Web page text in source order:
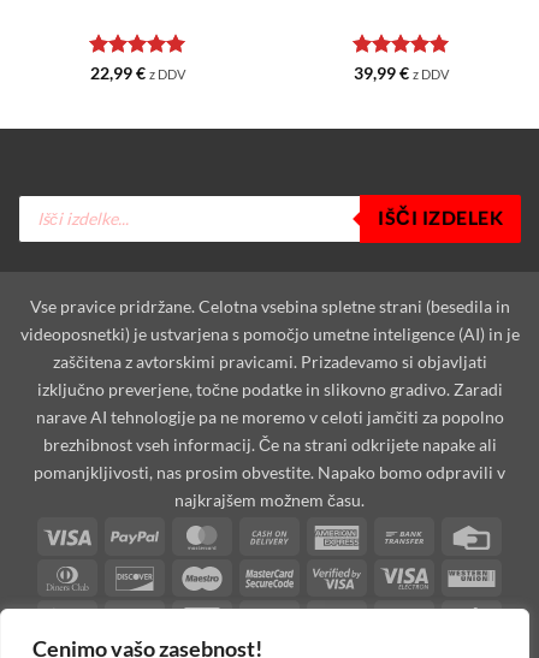
Cenimo vašo zasebnost!
Ocenjeno5
22,99€ z DDV Ocenjeno5
39,99€ z DDV
Products
search
IŠČI IZDELEK
Vse pravice pridržane. Celotna vsebina spletne strani (besedila in
videoposnetki) je ustvarjena s pomočjo umetne inteligence (AI) in je
zaščitena z avtorskimi pravicami. Prizadevamo si objavljati
izključno preverjene, točne podatke in slikovno gradivo. Zaradi
narave AI tehnologije pa ne moremo v celoti jamčiti za popolno
brezhibnost vseh informacij. Če na strani odkrijete napake ali
pomanjkljivosti, nas prosim obvestite. Napako bomo odpravili v
najkrajšem možnem času.
Visa
PayPal MasterCardCash
Delivery
American
Bank
Dinners
Club
Discover Maestro MasterCard
2
Visa
2
Visa
ElectronUnion
Pay
on
Card